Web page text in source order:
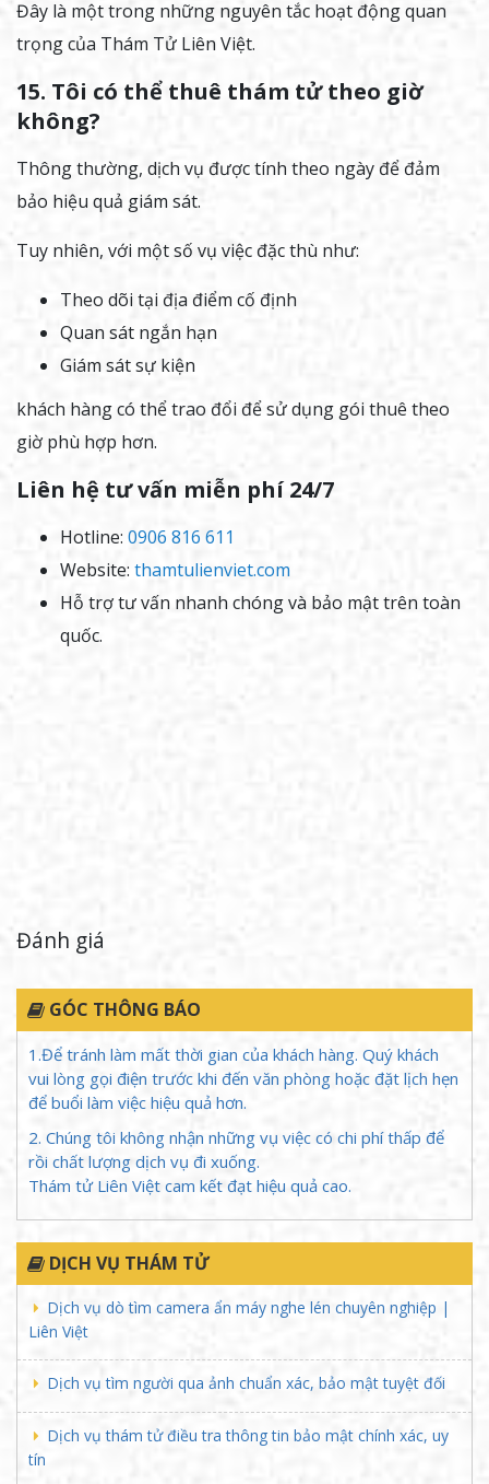
Đây là một trong những nguyên tắc hoạt động quan
trọng của Thám Tử Liên Việt.
15. Tôi có thể thuê thám tử theo giờ
không?
Thông thường, dịch vụ được tính theo ngày để đảm
bảo hiệu quả giám sát.
Tuy nhiên, với một số vụ việc đặc thù như:
Theo dõi tại địa điểm cố định
Quan sát ngắn hạn
Giám sát sự kiện
khách hàng có thể trao đổi để sử dụng gói thuê theo
giờ phù hợp hơn.
Liên hệ tư vấn miễn phí 24/7
Hotline: 0906 816 611
Website: thamtulienviet.com
Hỗ trợ tư vấn nhanh chóng và bảo mật trên toàn
quốc.
Đánh giá
GÓC THÔNG BÁO
1.Để tránh làm mất thời gian của khách hàng. Quý khách
vui lòng gọi điện trước khi đến văn phòng hoặc đặt lịch hẹn
để buổi làm việc hiệu quả hơn.
2. Chúng tôi không nhận những vụ việc có chi phí thấp để
rồi chất lượng dịch vụ đi xuống.
Thám tử Liên Việt cam kết đạt hiệu quả cao.
DỊCH VỤ THÁM TỬ
Dịch vụ dò tìm camera ẩn máy nghe lén chuyên nghiệp |
Liên Việt
Dịch vụ tìm người qua ảnh chuẩn xác, bảo mật tuyệt đối
Dịch vụ thám tử điều tra thông tin bảo mật chính xác, uy
tín